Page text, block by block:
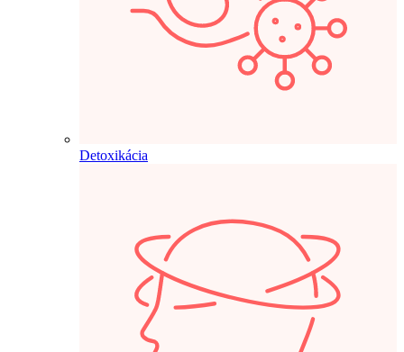
Detoxikácia